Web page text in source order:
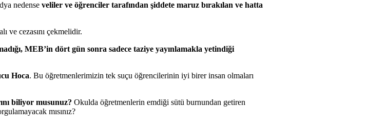
nedense veliler ve öğrenciler tarafından şiddete maruz bırakılan ve hatta
ve cezasını çekmelidir.
MEB’in dört gün sonra sadece taziye yayınlamakla yetindiği
Hoca. Bu öğretmenlerimizin tek suçu öğrencilerinin iyi birer insan olmaları
biliyor musunuz? Okulda öğretmenlerin emdiği sütü burnundan getiren
mısınız?